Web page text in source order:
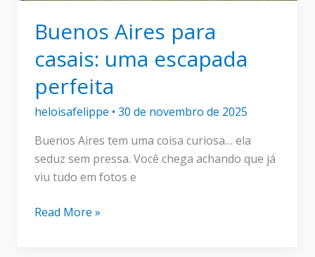
Buenos Aires para
casais: uma escapada
perfeita
heloisafelippe • 30 de novembro de 2025
Buenos Aires tem uma coisa curiosa… ela
seduz sem pressa. Você chega achando que já
viu tudo em fotos e
Buenos
Read More »